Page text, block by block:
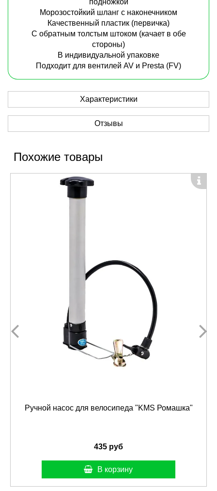
подножкой
Морозостойкий шланг с наконечником
Качественный пластик (первичка)
С обратным толстым штоком (качает в обе
стороны)
В индивидуальной упаковке
Подходит для вентилей AV и Presta (FV)
Характеристики
Отзывы
Похожие товары
Ручной насос для велосипеда "KMS Ромашка"
435 руб
В корзину